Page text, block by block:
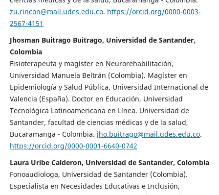
zu.rincon@mail.udes.edu.co. https://orcid.org/0000-0003-
2567-4151
Jhosman Buitrago Buitrago, Universidad de Santander,
Colombia
Fisioterapeuta y magíster en Neurorehabilitación,
Universidad Manuela Beltrán (Colombia). Magíster en
Epidemiología y Salud Pública, Universidad Internacional de
Valencia (España). Doctor en Educación, Universidad
Tecnológica Latinoamericana en Línea. Universidad de
Santander, facultad de ciencias médicas y de la salud,
Bucaramanga - Colombia. jho.buitrago@mail.udes.edu.co.
https://orcid.org/0000-0001-6640-0742
Laura Uribe Calderon, Universidad de Santander, Colombia
Fonoaudiologa, Universidad de Santander (Colombia).
Especialista en Necesidades Educativas e Inclusión,